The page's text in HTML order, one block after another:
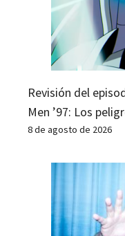
Revisión del
Men ’97: Los
8 de agosto de 2026